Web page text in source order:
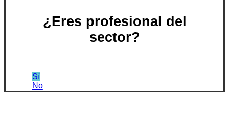
¿Eres profesional del
sector?
Sí
No